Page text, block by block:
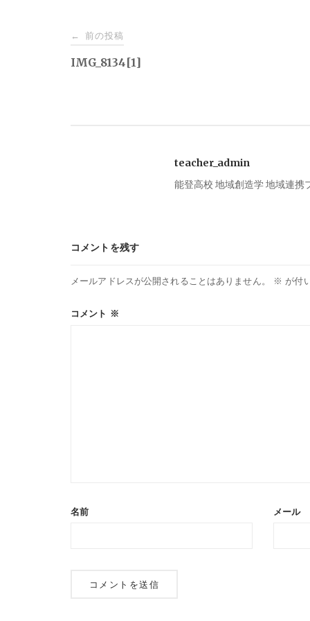
投
稿
シ
ョ
ン
← 前の投稿
IMG_8134[1]
teacher_admin
能登高校 地域創造学 地域連携
コメントを残す
メールアドレスが公開されることはありません。 ※ が付
コメント ※
名前 メール